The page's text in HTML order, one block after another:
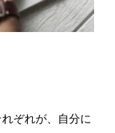
ぞれが、自分に